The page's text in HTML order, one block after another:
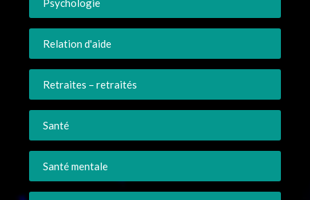
Psychologie
Relation d'aide
Retraites – retraités
Santé
Santé mentale